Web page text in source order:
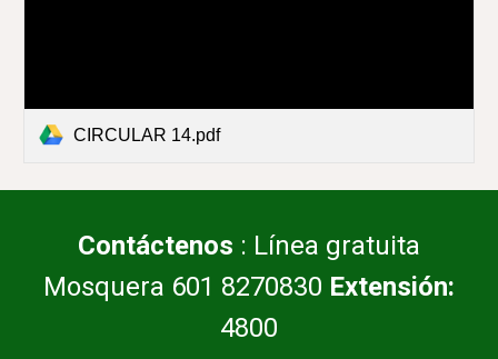
CIRCULAR 14.pdf
Contáctenos : Línea gratuita
Mosquera 601 8270830 Extensión:
4800